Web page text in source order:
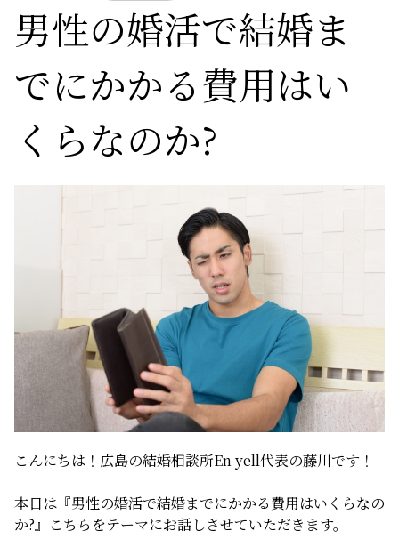
HOME
ご成婚までの流れ
料金
サービス比較
よくある質問
男性の婚活で結婚ま
でにかかる費用はい
くらなのか?
こんにちは！広島の結婚相談所En yell代表の藤川です！
本日は『男性の婚活で結婚までにかかる費用はいくらなの
か?』こちらをテーマにお話しさせていただきます。